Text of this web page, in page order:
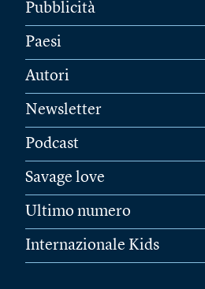
Pubblicità
Paesi
Autori
Newsletter
Podcast
Savage love
Ultimo numero
Internazionale Kids